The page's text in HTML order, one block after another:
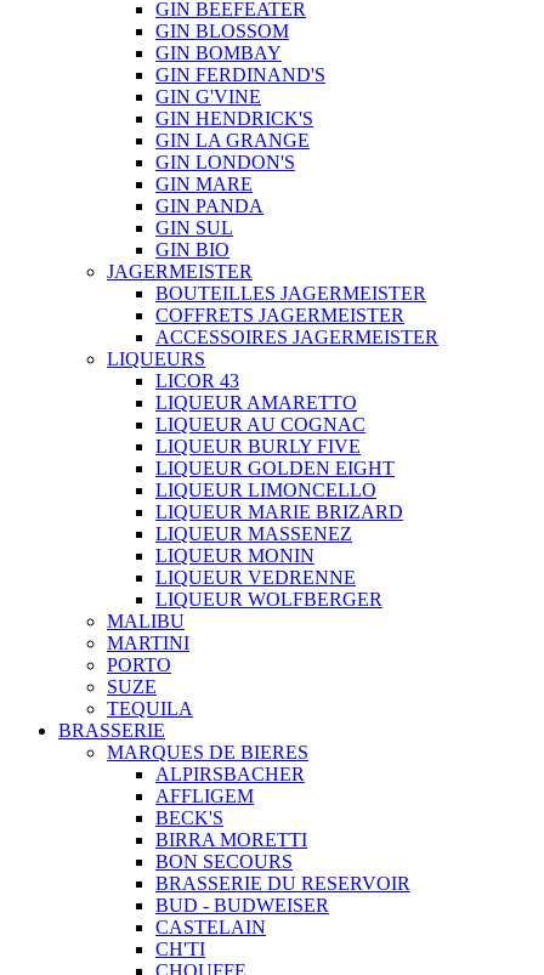
GIN BEEFEATER
GIN BLOSSOM
GIN BOMBAY
GIN FERDINAND'S
GIN G'VINE
GIN HENDRICK'S
GIN LA GRANGE
GIN LONDON'S
GIN MARE
GIN PANDA
GIN SUL
GIN BIO
JAGERMEISTER
BOUTEILLES JAGERMEISTER
COFFRETS JAGERMEISTER
ACCESSOIRES JAGERMEISTER
LIQUEURS
LICOR 43
LIQUEUR AMARETTO
LIQUEUR AU COGNAC
LIQUEUR BURLY FIVE
LIQUEUR GOLDEN EIGHT
LIQUEUR LIMONCELLO
LIQUEUR MARIE BRIZARD
LIQUEUR MASSENEZ
LIQUEUR MONIN
LIQUEUR VEDRENNE
LIQUEUR WOLFBERGER
MALIBU
MARTINI
PORTO
SUZE
TEQUILA
BRASSERIE
MARQUES DE BIERES
ALPIRSBACHER
AFFLIGEM
BECK'S
BIRRA MORETTI
BON SECOURS
BRASSERIE DU RESERVOIR
BUD - BUDWEISER
CASTELAIN
CH'TI
CHOUFFE